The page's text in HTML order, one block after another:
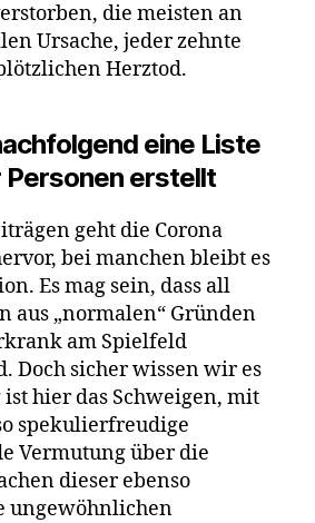
die meisten an
Ursache, jeder zehnte
Herztod.
eine Liste
erstellt
geht die Corona
bei manchen bleibt es
Es mag sein, dass all
aus „normalen“ Gründen
am Spielfeld
Doch sicher wissen wir es
hier das Schweigen, mit
spekulierfreudige
Vermutung über die
dieser ebenso
ungewöhnlichen